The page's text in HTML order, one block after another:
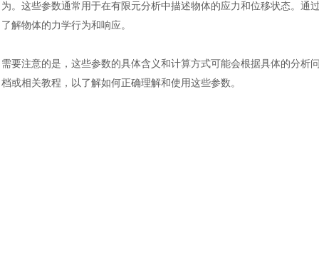
为。这些参数通常用于在有限元分析中描述物体的应力和位移状态。
了解物体的力学行为和响应。
需要注意的是，这些参数的具体含义和计算方式可能会根据具体的分析
档或相关教程，以了解如何正确理解和使用这些参数。